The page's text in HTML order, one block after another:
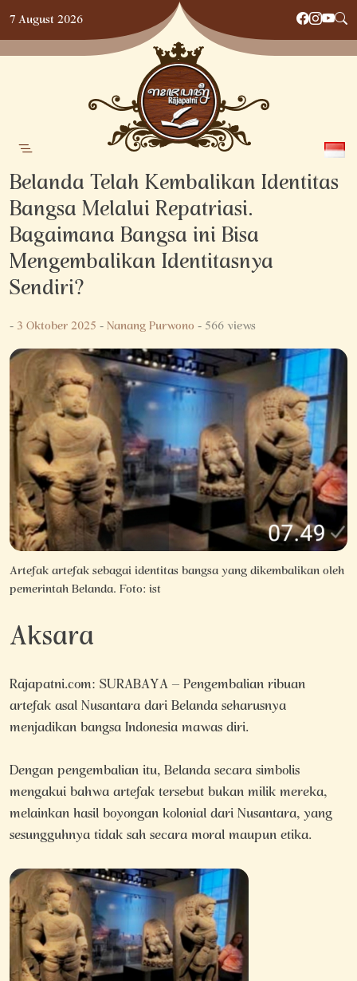
Skip
to
content
7 August 2026
Belanda Telah Kembalikan Identitas
Bangsa Melalui Repatriasi.
Bagaimana Bangsa ini Bisa
Mengembalikan Identitasnya
Sendiri?
-3 Oktober 2025-Nanang Purwono- 566 views
Artefak artefak sebagai identitas bangsa yang dikembalikan oleh
pemerintah Belanda. Foto: ist
Aksara
Rajapatni.com: SURABAYA – Pengembalian ribuan
artefak asal Nusantara dari Belanda seharusnya
menjadikan bangsa Indonesia mawas diri.
Dengan pengembalian itu, Belanda secara simbolis
mengakui bahwa artefak tersebut bukan milik mereka,
melainkan hasil boyongan kolonial dari Nusantara, yang
sesungguhnya tidak sah secara moral maupun etika.